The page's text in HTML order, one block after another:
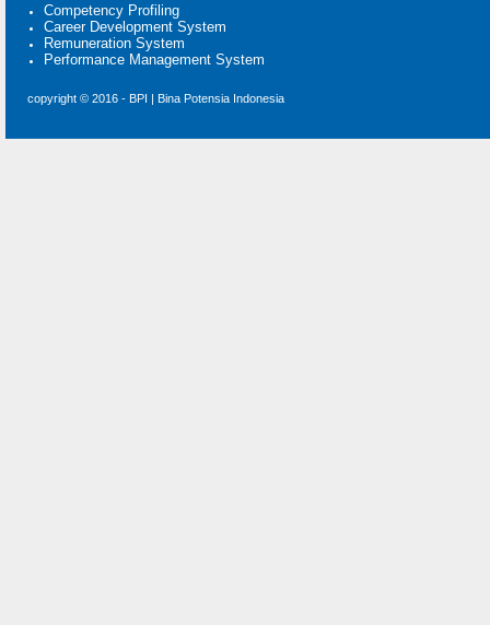
Competency Profiling
Career Development System
Remuneration System
Performance Management System
copyright © 2016 - BPI | Bina Potensia Indonesia